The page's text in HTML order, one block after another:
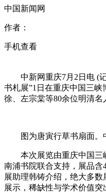
中国新闻网
作者：
手机查看
中新网重庆7月2日电 (
书札展”1日在重庆中国三峡
徐、左宗棠等80余位明清名
图为唐寅行草书扇面。
本次展览由重庆中国三
南浦书院联合支持，展品
展助理韩铸介绍，绝大多
展示，稀缺性与学术价值突